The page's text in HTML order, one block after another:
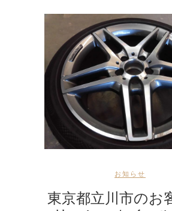
お知らせ
東京都立川市の